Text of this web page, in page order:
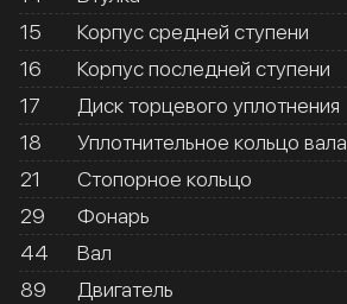
15
Корпус средней ступени
16
Корпус последней ступени
17
Диск торцевого уплотнения
18
Уплотнительное кольцо вала
21
Стопорное кольцо
29
Фонарь
44
Вал
89
Двигатель